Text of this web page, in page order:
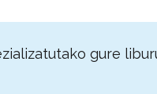
gure